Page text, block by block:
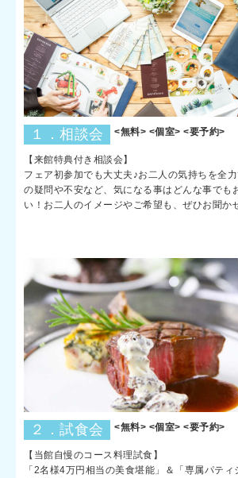
１．相談会 <無料> <個室> <要予約>
【来館特典付き相談会】
フェア初参加でも大丈夫♪お二人の気持ちを全
の疑問や不安など、気になる事はどんな事でも
い！お二人のイメージやご希望も、ぜひお聞か
２．試食会 <無料> <個室> <要予約>
【当館自慢のコース料理試食】
「2名様4万円相当の美食堪能」＆「専属パテ